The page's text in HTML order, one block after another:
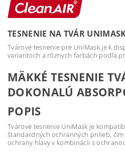
TESNENIE NA TVÁR
Tvárové tesnenie pre UniMask je k
variantoch a rôznych farbách podľa
MÄKKÉ TESNENIE
DOKONALÚ
POPIS
Tvárové tesnenie UniMask je
štandardných ochranných prilieb,
ochrany hlavy v kombinácii s